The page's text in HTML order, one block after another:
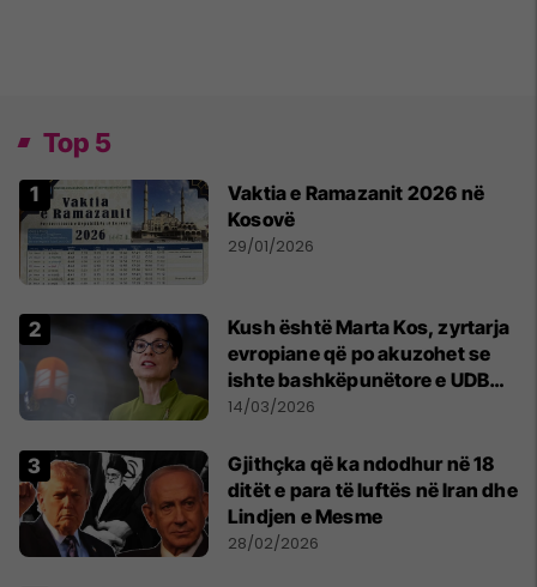
Top 5
Vaktia e Ramazanit 2026 në
Kosovë
29/01/2026
Kush është Marta Kos, zyrtarja
evropiane që po akuzohet se
ishte bashkëpunëtore e UDBA-
s
14/03/2026
Gjithçka që ka ndodhur në 18
ditët e para të luftës në Iran dhe
Lindjen e Mesme
28/02/2026